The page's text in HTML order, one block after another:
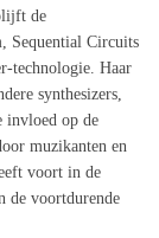
de
Sequential Circuits
technologie. Haar
synthesizers,
invloed op de
muzikanten en
voort in de
de voortdurende